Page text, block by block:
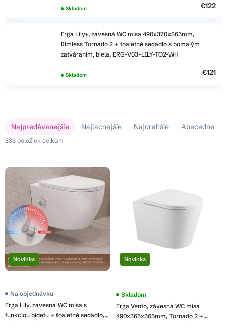
Skladom €122
Erga Lily+, závesná WC misa 490x370x365mm,
Rimless Tornado 2 + toaletné sedadlo s pomalým
zatváraním, biela, ERG-V03-LILY-TO2-WH
Skladom €121
d
n
e
p
r
o
d
u
k
o
v
Najpredávanejšie Najlacnejšie Najdrahšie Abecedne
333 položiek celkom
p
s
r
o
d
u
k
t
o
v
Novinka
Erga Lily, závesná WC misa s
funkciou bidetu + toaletné sedadlo,
biela lesklá, ERG-V03-LILY-TO2-
Na objednávku
Novinka
Erga Vento, závesná WC misa
490x365x365mm, Tornado 2 +
toaletné sedadlo s pomalým
Skladom